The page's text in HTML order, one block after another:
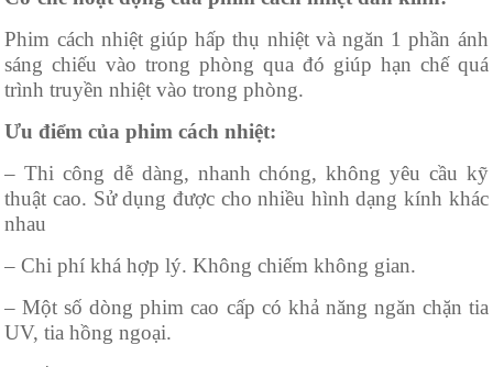
Phim cách nhiệt giúp hấp thụ nhiệt và ngăn 1 phần ánh
sáng chiếu vào trong phòng qua đó giúp hạn chế quá
trình truyền nhiệt vào trong phòng.
Ưu điểm của phim cách nhiệt:
– Thi công dễ dàng, nhanh chóng, không yêu cầu kỹ
thuật cao. Sử dụng được cho nhiều hình dạng kính khác
nhau
– Chi phí khá hợp lý. Không chiếm không gian.
– Một số dòng phim cao cấp có khả năng ngăn chặn tia
UV, tia hồng ngoại.